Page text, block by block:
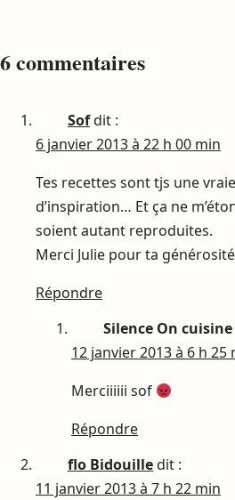
6 commentaires
Sofdit :
6 janvier 2013 à 22 h 00 min
Tes recettes sont tjs une
d’inspiration… Et ça ne
soient autant reproduites.
Merci Julie pour ta
Répondre
Silence On cuisine
12 janvier 2013 à 6 h 25
Merciiiiii sof
Répondre
flo Bidouilledit :
11 janvier 2013 à 7 h 22 min